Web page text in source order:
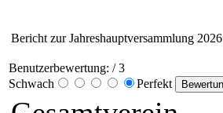
Bericht zur Jahreshauptversammlung 2026
Benutzerbewertung: / 3
Schwach
Perfekt